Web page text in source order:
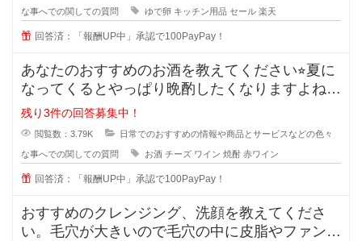
な事へでの関しての質問 ゆで卵 キッチン用品 セール 楽天
回答済：「報酬UP中」承認で100PayPay！
あなたのおすすめのお酒を教えてください⭐︎夏に
なってくるとやっぱり晩酌したくなりますよね。
でも糖質などが気
残り3件の回答募集中！
閲覧数：3.79K 日常でのおすすめの情報や商品とサービスなどの色々
な事へでの関しての質問 お酒 チーズ ワイン 焼酎 赤ワイン
回答済：「報酬UP中」承認で100PayPay！
おすすめのクレンジング、洗顔を教えてくださ
い。毛穴が大きいので毛穴の中に皮脂やファンデ